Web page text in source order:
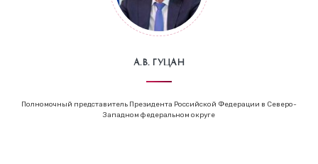
А.В. Гуцан
Полномочный представитель Президента Российской Федерации в Северо-
Западном федеральном округе